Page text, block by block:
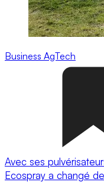
Business AgTech
Avec ses
Ecospray a changé